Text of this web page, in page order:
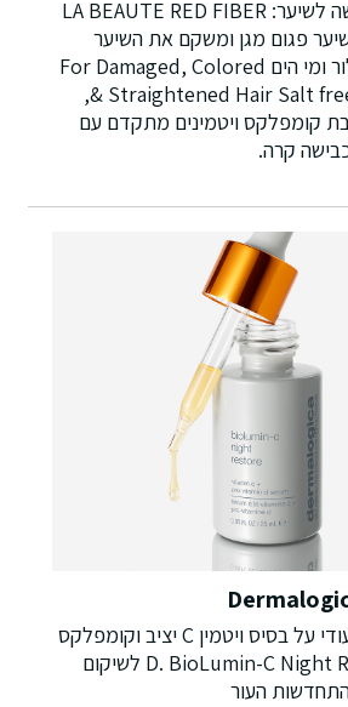
פגום מגן ומשקם את השיער
מנזקי השמש, הכלור ומי הים For Damaged, Colored
& Straightened Hair Salt free – Paraben free,
קומפלקס ויטמינים מתקדם עם
קרה.
מציג סרום לילה ייעודי על בסיס ויטמין C יציב וקומפלקס
פרו ויטמין D. BioLumin-C Night Restore לשיקום
העור